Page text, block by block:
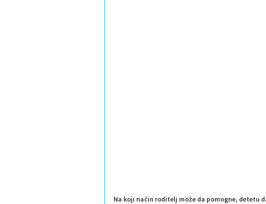
Na koji način roditelj može da pomogne, detetu